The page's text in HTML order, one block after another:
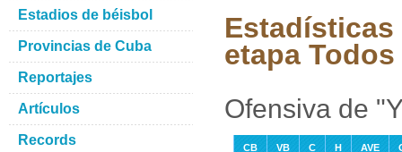
etapa
Ofensiva de
CB VB C H AVE
Estadios de béisbol
Provincias de Cuba
Reportajes
Artículos
Records